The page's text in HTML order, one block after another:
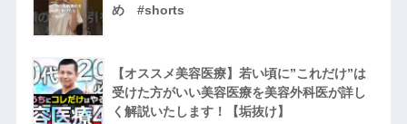
め #shorts
【オススメ美容医療】若い頃に”これだけ”は
受けた方がいい美容医療を美容外科医が詳し
く解説いたします！【垢抜け】